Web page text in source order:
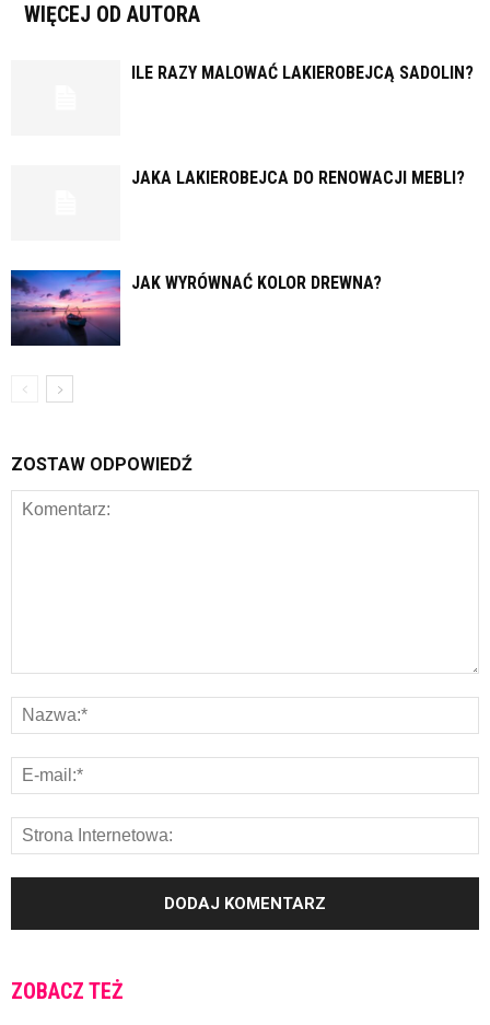
WIĘCEJ OD AUTORA
ILE RAZY MALOWAĆ LAKIEROBEJCĄ SADOLIN?
JAKA LAKIEROBEJCA DO RENOWACJI MEBLI?
JAK WYRÓWNAĆ KOLOR DREWNA?
ZOSTAW ODPOWIEDŹ
ZOBACZ TEŻ